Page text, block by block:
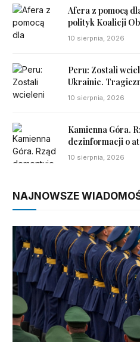
Afera z pomocą
polityk Koalicji
10 sierpnia, 2026
Peru: Zostali
Ukrainie.
10 sierpnia, 2026
Kamienna Góra.
dezinformacji o
10 sierpnia, 2026
NAJNOWSZE